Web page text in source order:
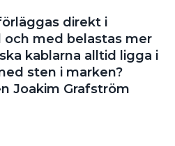
direkt i
och med belastas mer
kablarna alltid ligga i
sten i marken?
Joakim Grafström